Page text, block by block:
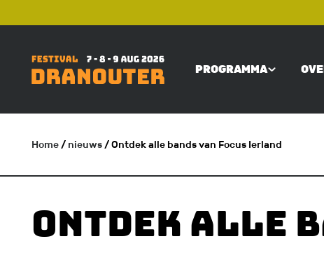
gaan
PROGRAMMA
KRUIMELPAD
Home/ nieuws/ Ontdek alle bands van Focus Ierland
Ontdek alle